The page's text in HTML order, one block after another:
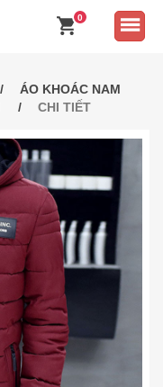
0
ÁO KHOÁC NAM
CHI TIẾT